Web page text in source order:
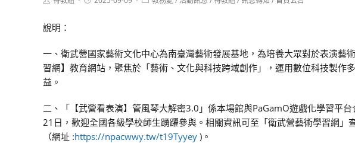
說明：
一、衛武營國家藝術文化中心為南臺灣藝術發展基地，為培養大眾對於表演藝
習網】教育網站，聚焦於「藝術、文化與科技跨域創作」，運用數位科技製作
益。
二、「【武營看表演】管風琴大解密3.0」係本場館與PaGamO遊戲化學習平
21日，歡迎全國各級學校師生踴躍參與。相關資訊可至「衛武營藝術學習網
（網址 :https://npacwwy.tw/t19Tyyey )。